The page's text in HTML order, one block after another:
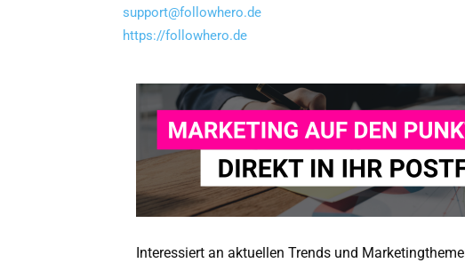
support@followhero.de
https://followhero.de
Interessiert an aktuellen Trends und